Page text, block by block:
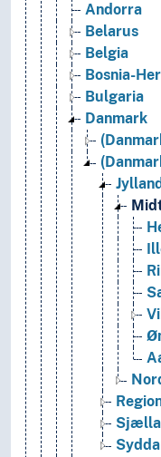
Andorra
Belarus
Belgia
Bosnia-
Bulgaria
Danmark
Jylland